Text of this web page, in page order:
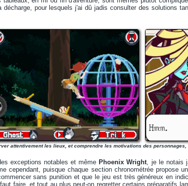
décharge, pour lesquels j'ai dû jadis consulter des solutions
attentivement les lieux, et comprendre les motivations des personnages,
exceptions notables et même Phoenix Wright, je le notais
cependant, puisque chaque section chronométrée propose
sans punition et que le jeu est très généreux en
faire, et tout au plus peut-on regretter certains préparatifs